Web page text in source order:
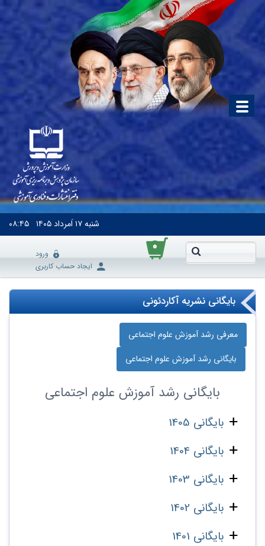
شنبه۱۷ اَمرداد ۱۴۰۵ ۰۸:۴۵
۰
ورود
ایجاد حساب کاربری
بایگانی نشریه آکاردئونی
معرفی رشد آموزش علوم اجتماعی
بایگانی رشد آموزش علوم اجتماعی
بایگانی رشد آموزش علوم اجتماعی
بایگانی 1405
بایگانی 1404
بایگانی 1403
بایگانی 1402
بایگانی 1401